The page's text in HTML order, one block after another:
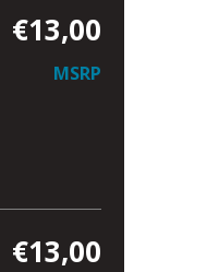
€13,00
MSRP
€13,00